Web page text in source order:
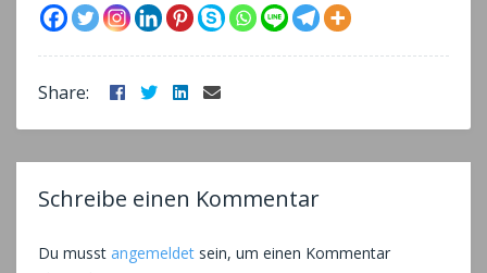
Share: Facebook
TwitterLinkedIn
Email
Schreibe einen Kommentar
Du musst angemeldet sein, um einen Kommentar